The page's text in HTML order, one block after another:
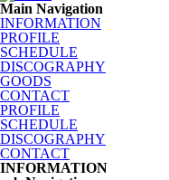
Main Navigation
INFORMATION
PROFILE
SCHEDULE
DISCOGRAPHY
GOODS
CONTACT
PROFILE
SCHEDULE
DISCOGRAPHY
CONTACT
INFORMATION